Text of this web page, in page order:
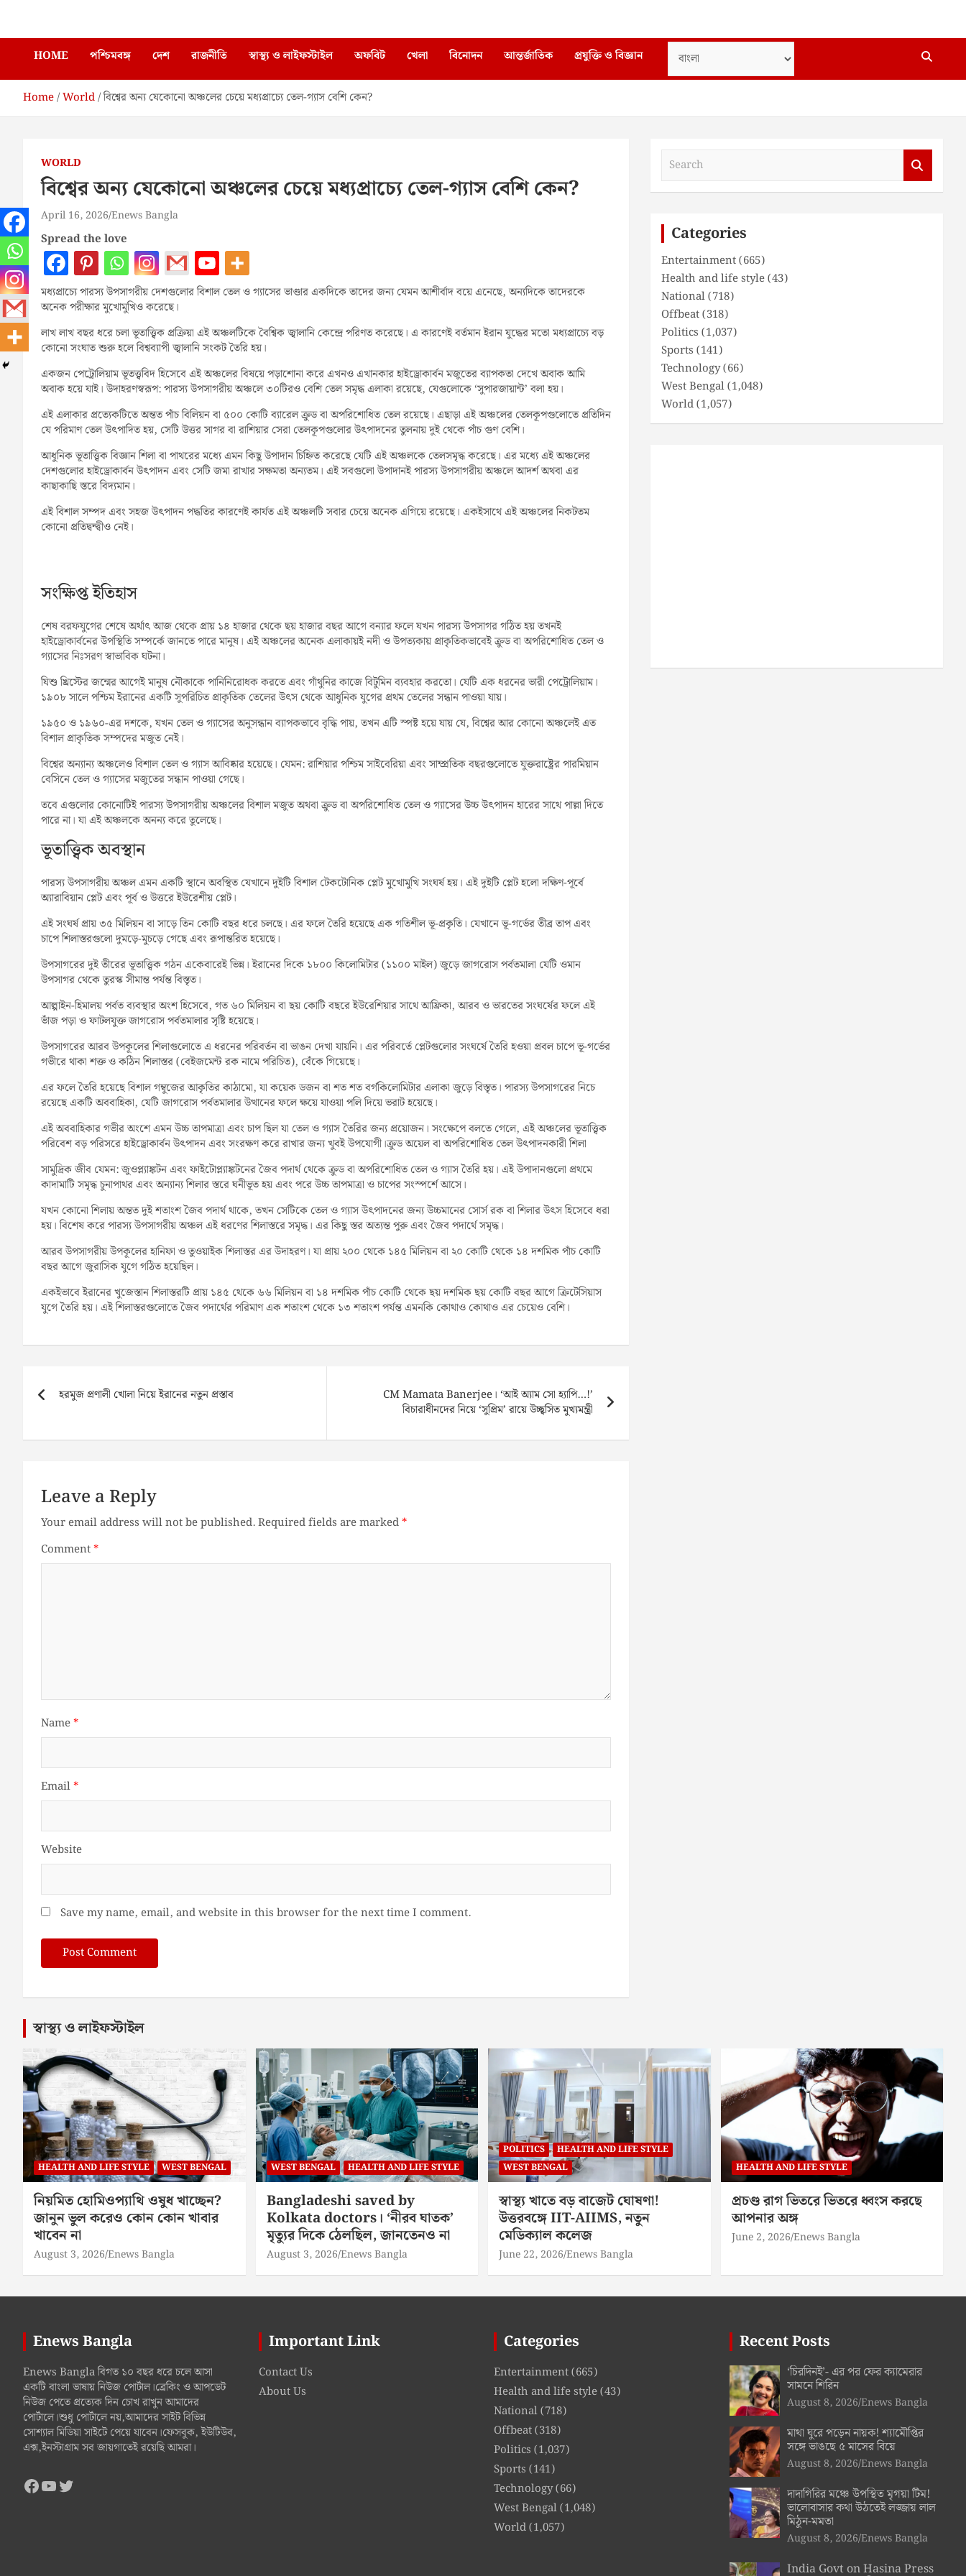
content
Enews Bangla
HOME পশ্চিমবঙ্গ দেশ রাজনীতি স্বাস্থ্য ও লাইফস্টাইল অফবিট খেলা বিনোদন আন্তর্জাতিক প্রযুক্তি ও বিজ্ঞান
Home World বিশ্বের অন্য যেকোনো অঞ্চলের চেয়ে মধ্যপ্রাচ্যে তেল-গ্যাস বেশি কেন?
WORLD
বিশ্বের অন্য যেকোনো অঞ্চলের চেয়ে মধ্যপ্রাচ্যে তেল-গ্যাস বেশি কেন?
April 16, 2026 Enews Bangla
Spread the love
মধ্যপ্রাচ্যে পারস্য উপসাগরীয় দেশগুলোর বিশাল তেল ও গ্যাসের ভাণ্ডার একদিকে তাদের জন্য যেমন আশীর্বাদ বয়ে এনেছে, অন্যদিকে তাদেরকে
অনেক পরীক্ষার মুখোমুখিও করেছে।
লাখ লাখ বছর ধরে চলা ভূতাত্ত্বিক প্রক্রিয়া এই অঞ্চলটিকে বৈশ্বিক জ্বালানি কেন্দ্রে পরিণত করেছে। এ কারণেই বর্তমান ইরান যুদ্ধের মতো মধ্যপ্রাচ্যে বড়
কোনো সংঘাত শুরু হলে বিশ্বব্যাপী জ্বালানি সংকট তৈরি হয়।
একজন পেট্রোলিয়াম ভূতত্ত্ববিদ হিসেবে এই অঞ্চলের বিষয়ে পড়াশোনা করে এখনও এখানকার হাইড্রোকার্বন মজুতের ব্যাপকতা দেখে অবাক আমি
অবাক হয়ে যাই। উদাহরণস্বরূপ: পারস্য উপসাগরীয় অঞ্চলে ৩০টিরও বেশি তেল সমৃদ্ধ এলাকা রয়েছে, যেগুলোকে ‘সুপারজায়ান্ট’ বলা হয়।
এই এলাকার প্রত্যেকটিতে অন্তত পাঁচ বিলিয়ন বা ৫০০ কোটি ব্যারেল ক্রুড বা অপরিশোধিত তেল রয়েছে। এছাড়া এই অঞ্চলের তেলকূপগুলোতে প্রতিদিন
যে পরিমাণ তেল উৎপাদিত হয়, সেটি উত্তর সাগর বা রাশিয়ার সেরা তেলকূপগুলোর উৎপাদনের তুলনায় দুই থেকে পাঁচ গুণ বেশি।
আধুনিক ভূতাত্ত্বিক বিজ্ঞান শিলা বা পাথরের মধ্যে এমন কিছু উপাদান চিহ্নিত করেছে যেটি এই অঞ্চলকে তেলসমৃদ্ধ করেছে। এর মধ্যে এই অঞ্চলের
দেশগুলোর হাইড্রোকার্বন উৎপাদন এবং সেটি জমা রাখার সক্ষমতা অন্যতম। এই সবগুলো উপাদানই পারস্য উপসাগরীয় অঞ্চলে আদর্শ অথবা এর
কাছাকাছি স্তরে বিদ্যমান।
এই বিশাল সম্পদ এবং সহজ উৎপাদন পদ্ধতির কারণেই কার্যত এই অঞ্চলটি সবার চেয়ে অনেক এগিয়ে রয়েছে। একইসাথে এই অঞ্চলের নিকটতম
কোনো প্রতিদ্বন্দ্বীও নেই।
সংক্ষিপ্ত ইতিহাস
শেষ বরফযুগের শেষে অর্থাৎ আজ থেকে প্রায় ১৪ হাজার থেকে ছয় হাজার বছর আগে বন্যার ফলে যখন পারস্য উপসাগর গঠিত হয় তখনই
হাইড্রোকার্বনের উপস্থিতি সম্পর্কে জানতে পারে মানুষ। এই অঞ্চলের অনেক এলাকায়ই নদী ও উপত্যকায় প্রাকৃতিকভাবেই ক্রুড বা অপরিশোধিত তেল ও
গ্যাসের নিঃসরণ স্বাভাবিক ঘটনা।
যিশু খ্রিস্টের জন্মের আগেই মানুষ নৌকাকে পানিনিরোধক করতে এবং গাঁথুনির কাজে বিটুমিন ব্যবহার করতো। যেটি এক ধরনের ভারী পেট্রোলিয়াম।
১৯০৮ সালে পশ্চিম ইরানের একটি সুপরিচিত প্রাকৃতিক তেলের উৎস থেকে আধুনিক যুগের প্রথম তেলের সন্ধান পাওয়া যায়।
১৯৫০ ও ১৯৬০-এর দশকে, যখন তেল ও গ্যাসের অনুসন্ধান ব্যাপকভাবে বৃদ্ধি পায়, তখন এটি স্পষ্ট হয়ে যায় যে, বিশ্বের আর কোনো অঞ্চলেই এত
বিশাল প্রাকৃতিক সম্পদের মজুত নেই।
বিশ্বের অন্যান্য অঞ্চলেও বিশাল তেল ও গ্যাস আবিষ্কার হয়েছে। যেমন: রাশিয়ার পশ্চিম সাইবেরিয়া এবং সাম্প্রতিক বছরগুলোতে যুক্তরাষ্ট্রের পারমিয়ান
বেসিনে তেল ও গ্যাসের মজুতের সন্ধান পাওয়া গেছে।
তবে এগুলোর কোনোটিই পারস্য উপসাগরীয় অঞ্চলের বিশাল মজুত অথবা ক্রুড বা অপরিশোধিত তেল ও গ্যাসের উচ্চ উৎপাদন হারের সাথে পাল্লা দিতে
পারে না। যা এই অঞ্চলকে অনন্য করে তুলেছে।
ভূতাত্ত্বিক অবস্থান
পারস্য উপসাগরীয় অঞ্চল এমন একটি স্থানে অবস্থিত যেখানে দুইটি বিশাল টেকটোনিক প্লেট মুখোমুখি সংঘর্ষ হয়। এই দুইটি প্লেট হলো দক্ষিণ-পূর্বে
অ্যারাবিয়ান প্লেট এবং পূর্ব ও উত্তরে ইউরেশীয় প্লেট।
এই সংঘর্ষ প্রায় ৩৫ মিলিয়ন বা সাড়ে তিন কোটি বছর ধরে চলছে। এর ফলে তৈরি হয়েছে এক গতিশীল ভূ-প্রকৃতি। যেখানে ভূ-গর্ভের তীব্র তাপ এবং
চাপে শিলাস্তরগুলো দুমড়ে-মুচড়ে গেছে এবং রূপান্তরিত হয়েছে।
উপসাগরের দুই তীরের ভূতাত্ত্বিক গঠন একেবারেই ভিন্ন। ইরানের দিকে ১৮০০ কিলোমিটার (১১০০ মাইল) জুড়ে জাগরোস পর্বতমালা যেটি ওমান
উপসাগর থেকে তুরস্ক সীমান্ত পর্যন্ত বিস্তৃত।
আল্পাইন-হিমালয় পর্বত ব্যবস্থার অংশ হিসেবে, গত ৬০ মিলিয়ন বা ছয় কোটি বছরে ইউরেশিয়ার সাথে আফ্রিকা, আরব ও ভারতের সংঘর্ষের ফলে এই
ভাঁজ পড়া ও ফাটলযুক্ত জাগরোস পর্বতমালার সৃষ্টি হয়েছে।
উপসাগরের আরব উপকূলের শিলাগুলোতে এ ধরনের পরিবর্তন বা ভাঙন দেখা যায়নি। এর পরিবর্তে প্লেটগুলোর সংঘর্ষে তৈরি হওয়া প্রবল চাপে ভূ-গর্ভের
গভীরে থাকা শক্ত ও কঠিন শিলাস্তর (বেইজমেন্ট রক নামে পরিচিত), বেঁকে গিয়েছে।
এর ফলে তৈরি হয়েছে বিশাল গম্বুজের আকৃতির কাঠামো, যা কয়েক ডজন বা শত শত বর্গকিলোমিটার এলাকা জুড়ে বিস্তৃত। পারস্য উপসাগরের নিচে
রয়েছে একটি অববাহিকা, যেটি জাগরোস পর্বতমালার উত্থানের ফলে ক্ষয়ে যাওয়া পলি দিয়ে ভরাট হয়েছে।
এই অববাহিকার গভীর অংশে এমন উচ্চ তাপমাত্রা এবং চাপ ছিল যা তেল ও গ্যাস তৈরির জন্য প্রয়োজন। সংক্ষেপে বলতে গেলে, এই অঞ্চলের ভূতাত্ত্বিক
পরিবেশ বড় পরিসরে হাইড্রোকার্বন উৎপাদন এবং সংরক্ষণ করে রাখার জন্য খুবই উপযোগী।ক্রুড অয়েল বা অপরিশোধিত তেল উৎপাদনকারী শিলা
সামুদ্রিক জীব যেমন: জুওপ্ল্যাঙ্কটন এবং ফাইটোপ্ল্যাঙ্কটনের জৈব পদার্থ থেকে ক্রুড বা অপরিশোধিত তেল ও গ্যাস তৈরি হয়। এই উপাদানগুলো প্রথমে
কাদামাটি সমৃদ্ধ চুনাপাথর এবং অন্যান্য শিলার স্তরে ঘনীভূত হয় এবং পরে উচ্চ তাপমাত্রা ও চাপের সংস্পর্শে আসে।
যখন কোনো শিলায় অন্তত দুই শতাংশ জৈব পদার্থ থাকে, তখন সেটিকে তেল ও গ্যাস উৎপাদনের জন্য উচ্চমানের সোর্স রক বা শিলার উৎস হিসেবে ধরা
হয়। বিশেষ করে পারস্য উপসাগরীয় অঞ্চল এই ধরণের শিলাস্তরে সমৃদ্ধ। এর কিছু স্তর অত্যন্ত পুরু এবং জৈব পদার্থে সমৃদ্ধ।
আরব উপসাগরীয় উপকূলের হানিফা ও তুওয়াইক শিলাস্তর এর উদাহরণ। যা প্রায় ২০০ থেকে ১৪৫ মিলিয়ন বা ২০ কোটি থেকে ১৪ দশমিক পাঁচ কোটি
বছর আগে জুরাসিক যুগে গঠিত হয়েছিল।
একইভাবে ইরানের খুজেস্তান শিলাস্তরটি প্রায় ১৪৫ থেকে ৬৬ মিলিয়ন বা ১৪ দশমিক পাঁচ কোটি থেকে ছয় দশমিক ছয় কোটি বছর আগে ক্রিটেসিয়াস
যুগে তৈরি হয়। এই শিলাস্তরগুলোতে জৈব পদার্থের পরিমাণ এক শতাংশ থেকে ১৩ শতাংশ পর্যন্ত এমনকি কোথাও কোথাও এর চেয়েও বেশি।
navigation
হরমুজ প্রণালী খোলা নিয়ে ইরানের নতুন প্রস্তাব
CM Mamata Banerjee। ‘আই অ্যাম সো হ্যাপি…!’
বিচারাধীনদের নিয়ে ‘সুপ্রিম’ রায়ে উচ্ছ্বসিত মুখ্যমন্ত্রী
Leave a Reply
Your email address will not be published.Required fields are marked*
Comment*
Name*
Email*
Website
Save my name, email, and website in this browser for the next time I comment.
Categories
Entertainment(665)
Health and life style(43)
National(718)
Offbeat(318)
Politics (1,037)
Sports (141)
Technology(66)
West Bengal(1,048)
World(1,057)
স্বাস্থ্য ও লাইফস্টাইল
HEALTH AND LIFE STYLE WEST BENGAL
নিয়মিত হোমিওপ্যাথি ওষুধ খাচ্ছেন?
জানুন ভুল করেও কোন কোন খাবার
খাবেন না
August 3, 2026 Enews Bangla
WEST BENGAL HEALTH AND LIFE STYLE
Bangladeshi saved by
Kolkata doctors। ‘নীরব ঘাতক’
মৃত্যুর দিকে ঠেলছিল, জানতেনও না
August 3, 2026 Enews Bangla
POLITICS
HEALTH AND LIFE STYLE
WEST BENGAL
স্বাস্থ্য খাতে বড় বাজেট ঘোষণা!
উত্তরবঙ্গে IIT-AIIMS, নতুন
মেডিক্যাল কলেজ
June 22, 2026 Enews Bangla
HEALTH AND LIFE STYLE
প্রচণ্ড রাগ ভিতরে ভিতরে ধ্বংস করছে
আপনার অঙ্গ
June 2, 2026 Enews Bangla
Enews Bangla
Enews Bangla বিগত ১০ বছর ধরে চলে আসা
একটি বাংলা ভাষায় নিউজ পোর্টাল।ব্রেকিং ও আপডেট
নিউজ পেতে প্রত্যেক দিন চোখ রাখুন আমাদের
পোর্টালে।শুধু পোর্টালে নয়,আমাদের সাইট বিভিন্ন
সোশ্যাল মিডিয়া সাইটে পেয়ে যাবেন।ফেসবুক, ইউটিউব,
এক্স,ইনস্টাগ্রাম সব জায়গাতেই রয়েছি আমরা।
Facebook
YouTube
Twitter
Important Link
Contact Us
About Us
Categories
Entertainment(665)
Health and life style(43)
National(718)
Offbeat(318)
Politics (1,037)
Sports (141)
Technology(66)
West Bengal(1,048)
World(1,057)
Recent Posts
‘চিরদিনই’- এর পর ফের ক্যামেরার
সামনে শিরিন
August 8, 2026 Enews Bangla
মাথা ঘুরে পড়েন নায়ক! শ্যামৌপ্তির
সঙ্গে ভাঙছে ৫ মাসের বিয়ে
August 8, 2026 Enews Bangla
দাদাগিরির মঞ্চে উপস্থিত মৃগয়া টিম!
ভালোবাসার কথা উঠতেই লজ্জায় লাল
মিঠুন-মমতা
August 8, 2026 Enews Bangla
India Govt on Hasina Press